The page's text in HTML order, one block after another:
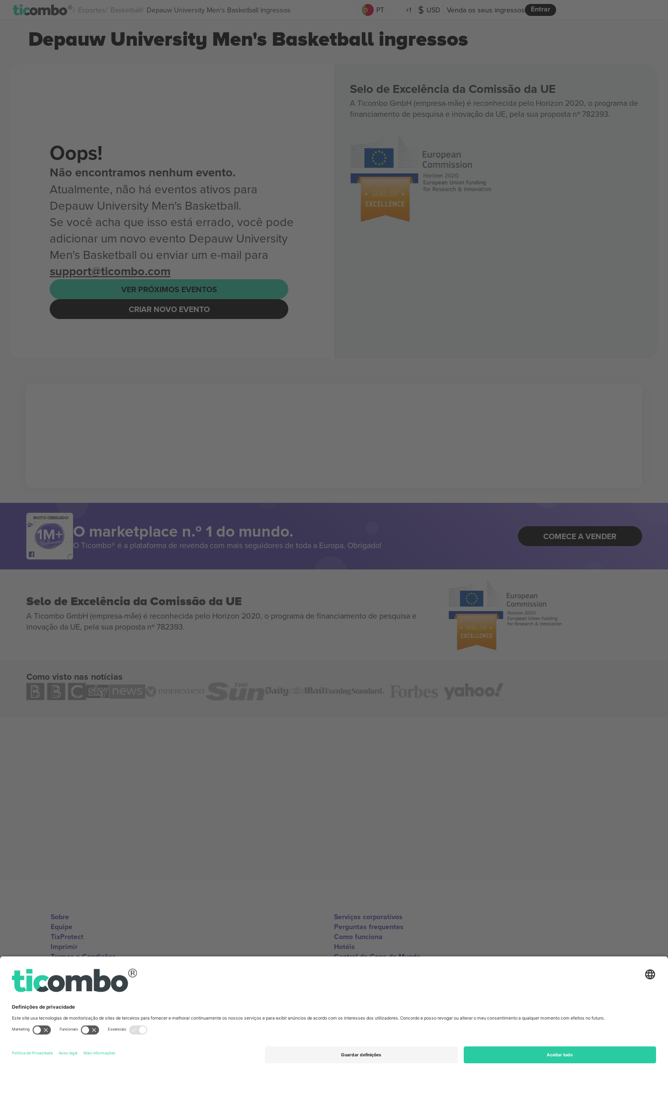
Esportes Basketball Depauw University Men's Basketball Ingressos PT +1 USD Entrar
Venda os seus ingressos
Depauw University Men's Basketball ingressos
Oops!
Não encontramos nenhum evento.
Atualmente, não há eventos ativos para
Depauw University Men's Basketball.
Se você acha que isso está errado, você pode
adicionar um novo evento Depauw University
Men's Basketball ou enviar um e-mail para
support@ticombo.com
VER PRÓXIMOS EVENTOS
CRIAR NOVO EVENTO
Selo de Excelência da Comissão da UE
A Ticombo GmbH (empresa-mãe) é reconhecida pelo Horizon 2020, o programa de
financiamento de pesquisa e inovação da UE, pela sua proposta nº 782393.
MUITO OBRIGADO!
O marketplace n.º 1 do mundo.
O Ticombo® é a plataforma de revenda com mais seguidores de toda a Europa. Obrigado!
COMECE A VENDER
Selo de Excelência da Comissão da UE
A Ticombo GmbH (empresa-mãe) é reconhecida pelo Horizon 2020, o programa de financiamento de pesquisa e
inovação da UE, pela sua proposta nº 782393.
Como visto nas notícias
Sobre
Equipe
TixProtect
Imprimir
Termos e Condições
Programa de afiliados
Serviços corporativos
Perguntas frequentes
Como funciona
Hotéis
Central da Copa do Mundo